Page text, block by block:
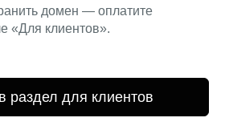
домен — оплатите
«Для клиентов».
раздел для клиентов